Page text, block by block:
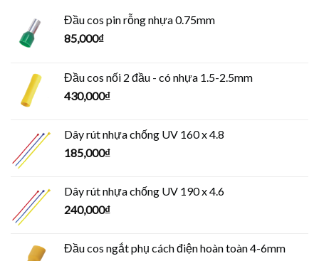
Đầu cos pin rỗng nhựa 0.75mm
85,000₫
Đầu cos nối 2 đầu - có nhựa 1.5-2.5mm
430,000₫
Dây rút nhựa chống UV 160 x 4.8
185,000₫
Dây rút nhựa chống UV 190 x 4.6
240,000₫
Đầu cos ngắt phụ cách điện hoàn toàn 4-6mm